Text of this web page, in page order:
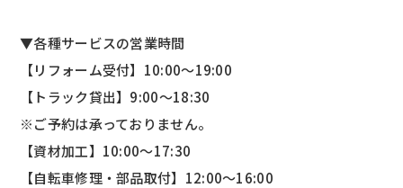
▼各種サービスの営業時間
【リフォーム受付】10:00～19:00
【トラック貸出】9:00～18:30
※ご予約は承っておりません。
【資材加工】10:00～17:30
【自転車修理・部品取付】12:00～16:00